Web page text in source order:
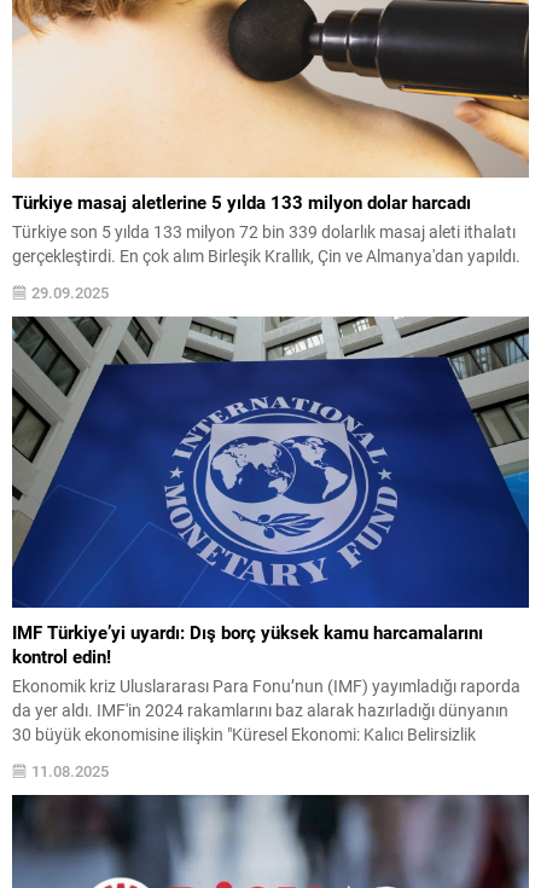
Türkiye masaj aletlerine 5 yılda 133 milyon dolar harcadı
Türkiye son 5 yılda 133 milyon 72 bin 339 dolarlık masaj aleti ithalatı
gerçekleştirdi. En çok alım Birleşik Krallık, Çin ve Almanya'dan yapıldı.
29.09.2025
IMF Türkiye’yi uyardı: Dış borç yüksek kamu harcamalarını
kontrol edin!
Ekonomik kriz Uluslararası Para Fonu’nun (IMF) yayımladığı raporda
da yer aldı. IMF'in 2024 rakamlarını baz alarak hazırladığı dünyanın
30 büyük ekonomisine ilişkin "Küresel Ekonomi: Kalıcı Belirsizlik
11.08.2025